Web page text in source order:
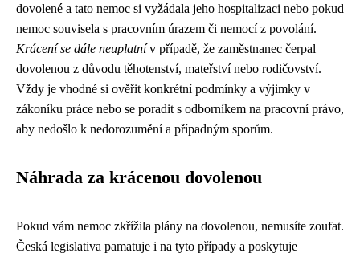
dovolené a tato nemoc si vyžádala jeho hospitalizaci nebo pokud
nemoc souvisela s pracovním úrazem či nemocí z povolání.
Krácení se dále neuplatnív případě, že zaměstnanec čerpal
dovolenou z důvodu těhotenství, mateřství nebo rodičovství.
Vždy je vhodné si ověřit konkrétní podmínky a výjimky v
zákoníku práce nebo se poradit s odborníkem na pracovní právo,
aby nedošlo k nedorozumění a případným sporům.
Náhrada za krácenou dovolenou
Pokud vám nemoc zkřížila plány na dovolenou, nemusíte zoufat.
Česká legislativa pamatuje i na tyto případy a poskytuje